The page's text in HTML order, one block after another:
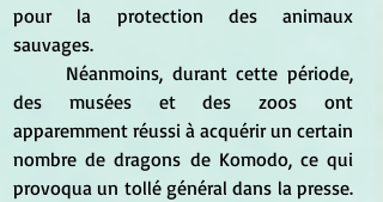
pour la protection des animaux
sauvages.
des musées et des zoos ont
apparemment réussi à acquérir un certain
nombre de dragons de Komodo, ce qui
provoqua un tollé général dans la presse.